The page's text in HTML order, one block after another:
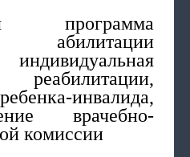
программа
абилитации
инвалида,
врачебно-
комиссии